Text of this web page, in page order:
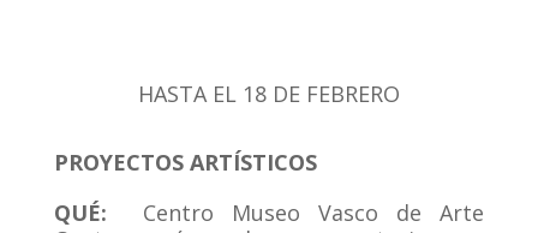
HASTA EL 18 DE FEBRERO
PROYECTOS ARTÍSTICOS
QUÉ: Centro Museo Vasco de Arte